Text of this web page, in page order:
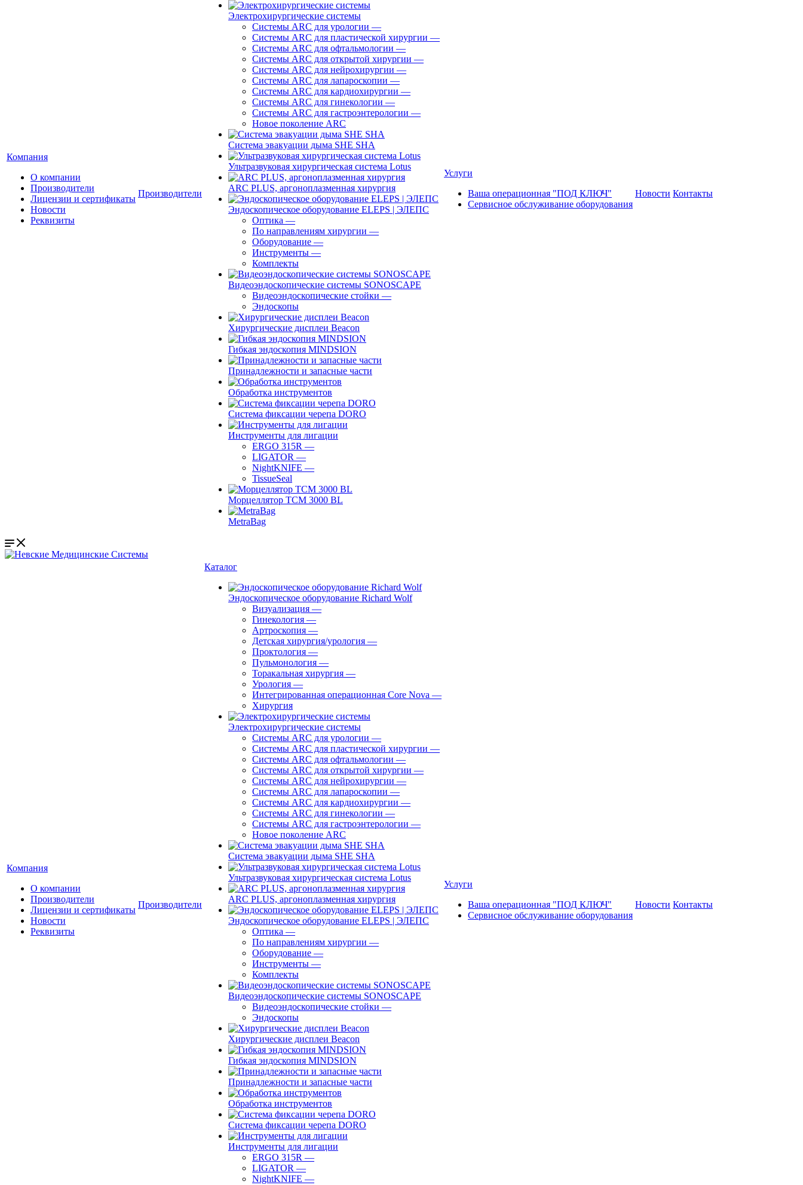
Компания
О компании
Производители
Лицензии и сертификаты
Новости
Реквизиты
Производители
Электрохирургические системы
Системы ARC для урологии —
Системы ARC для пластической хирургии —
Системы ARC для офтальмологии —
Системы ARC для открытой хирургии —
Системы ARC для нейрохирургии —
Системы ARC для лапароскопии —
Системы ARC для кардиохирургии —
Системы ARC для гинекологии —
Системы ARC для гастроэнтерологии —
Новое поколение ARC
Система эвакуации дыма SHE SHA
Ультразвуковая хирургическая система Lotus
ARC PLUS, аргоноплазменная хирургия
Эндоскопическое оборудование ELEPS | ЭЛЕПС
Оптика —
По направлениям хирургии —
Оборудование —
Инструменты —
Комплекты
Видеоэндоскопические системы SONOSCAPE
Видеоэндоскопические стойки —
Эндоскопы
Хирургические дисплеи Beacon
Гибкая эндоскопия MINDSION
Принадлежности и запасные части
Обработка инструментов
Система фиксации черепа DORO
Инструменты для лигации
ERGO 315R —
LIGATOR —
NightKNIFE —
TissueSeal
Морцеллятор ТСМ 3000 BL
MetraBag
Услуги
Ваша операционная "ПОД КЛЮЧ"
Сервисное обслуживание оборудования
Новости Контакты
Компания
О компании
Производители
Лицензии и сертификаты
Новости
Реквизиты
Производители
Каталог
Эндоскопическое оборудование Richard Wolf
Визуализация —
Гинекология —
Артроскопия —
Детская хирургия/урология —
Проктология —
Пульмонология —
Торакальная хирургия —
Урология —
Интегрированная операционная Core Nova —
Хирургия
Электрохирургические системы
Системы ARC для урологии —
Системы ARC для пластической хирургии —
Системы ARC для офтальмологии —
Системы ARC для открытой хирургии —
Системы ARC для нейрохирургии —
Системы ARC для лапароскопии —
Системы ARC для кардиохирургии —
Системы ARC для гинекологии —
Системы ARC для гастроэнтерологии —
Новое поколение ARC
Система эвакуации дыма SHE SHA
Ультразвуковая хирургическая система Lotus
ARC PLUS, аргоноплазменная хирургия
Эндоскопическое оборудование ELEPS | ЭЛЕПС
Оптика —
По направлениям хирургии —
Оборудование —
Инструменты —
Комплекты
Видеоэндоскопические системы SONOSCAPE
Видеоэндоскопические стойки —
Эндоскопы
Хирургические дисплеи Beacon
Гибкая эндоскопия MINDSION
Принадлежности и запасные части
Обработка инструментов
Система фиксации черепа DORO
Инструменты для лигации
ERGO 315R —
LIGATOR —
NightKNIFE —
Услуги
Ваша операционная "ПОД КЛЮЧ"
Сервисное обслуживание оборудования
Новости Контакты